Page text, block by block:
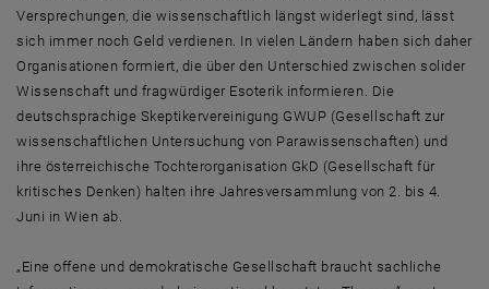
Versprechungen, die wissenschaftlich längst widerlegt sind, lässt
sich immer noch Geld verdienen. In vielen Ländern haben sich daher
Organisationen formiert, die über den Unterschied zwischen solider
Wissenschaft und fragwürdiger Esoterik informieren. Die
deutschsprachige Skeptikervereinigung GWUP (Gesellschaft zur
wissenschaftlichen Untersuchung von Parawissenschaften) und
ihre österreichische Tochterorganisation GkD (Gesellschaft für
kritisches Denken) halten ihre Jahresversammlung von 2. bis 4.
Juni in Wien ab.
„Eine offene und demokratische Gesellschaft braucht sachliche